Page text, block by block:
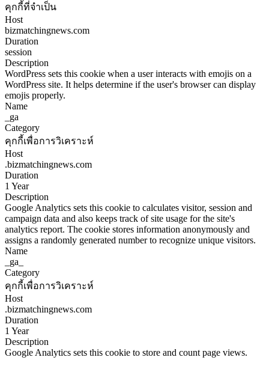
คุกกี้ที่จำเป็น
Host
bizmatchingnews.com
Duration
session
Description
WordPress sets this cookie when a user interacts with emojis on a
WordPress site. It helps determine if the user's browser can display
emojis properly.
Name
_ga
Category
คุกกี้เพื่อการวิเคราะห์
Host
.bizmatchingnews.com
Duration
1 Year
Description
Google Analytics sets this cookie to calculates visitor, session and
campaign data and also keeps track of site usage for the site's
analytics report. The cookie stores information anonymously and
assigns a randomly generated number to recognize unique visitors.
Name
_ga_
Category
คุกกี้เพื่อการวิเคราะห์
Host
.bizmatchingnews.com
Duration
1 Year
Description
Google Analytics sets this cookie to store and count page views.